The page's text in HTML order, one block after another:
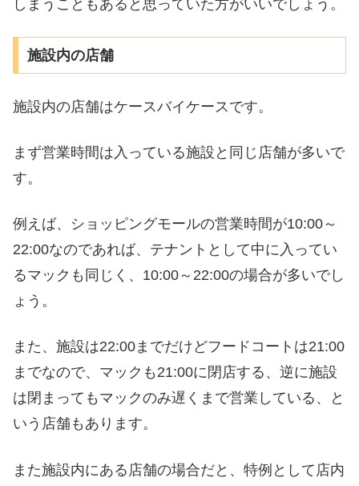
しまうこともあると思っていた方がいいでしょう。
施設内の店舗
施設内の店舗はケースバイケースです。
まず営業時間は入っている施設と同じ店舗が多いで
す。
例えば、ショッピングモールの営業時間が10:00～
22:00なのであれば、テナントとして中に入ってい
るマックも同じく、10:00～22:00の場合が多いでし
ょう。
また、施設は22:00までだけどフードコートは21:00
までなので、マックも21:00に閉店する、逆に施設
は閉まってもマックのみ遅くまで営業している、と
いう店舗もあります。
また施設内にある店舗の場合だと、特例として店内